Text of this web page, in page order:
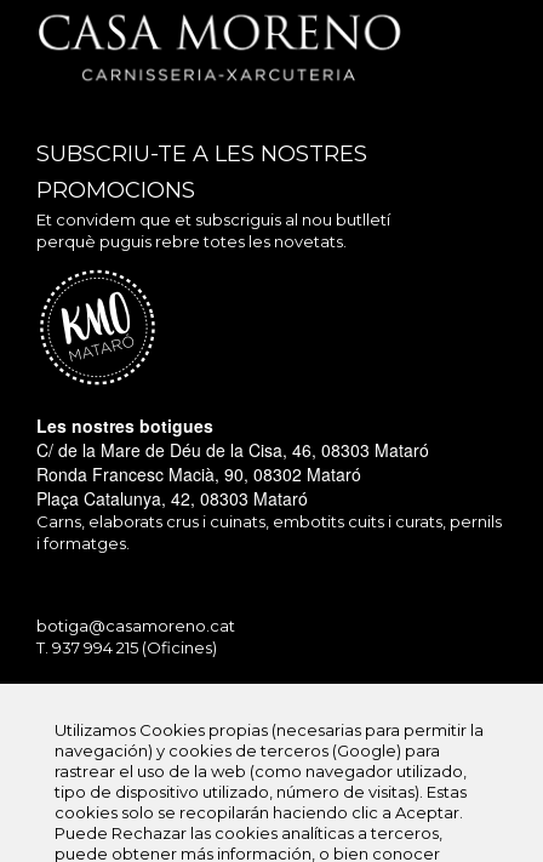
SUBSCRIU-TE A LES NOSTRES
PROMOCIONS
Et convidem que et subscriguis al nou butlletí
perquè puguis rebre totes les novetats.
Les nostres botigues
C/ de la Mare de Déu de la Cisa, 46, 08303 Mataró
Ronda Francesc Macià, 90, 08302 Mataró
Plaça Catalunya, 42, 08303 Mataró
Carns, elaborats crus i cuinats, embotits cuits i curats, pernils
i formatges.
botiga@casamoreno.cat
T. 937 994 215 (Oficines)
Política de Privacitat
Política de Cookies
Avís legal
Utilizamos Cookies propias (necesarias para permitir la
navegación) y cookies de terceros (Google) para
rastrear el uso de la web (como navegador utilizado,
tipo de dispositivo utilizado, número de visitas). Estas
cookies solo se recopilarán haciendo clic a Aceptar.
Puede Rechazar las cookies analíticas a terceros,
puede obtener más información, o bien conocer